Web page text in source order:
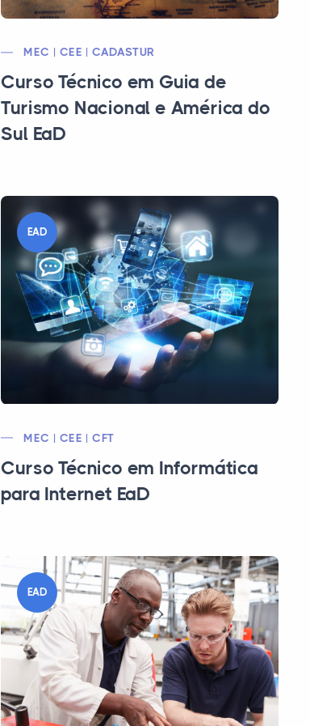
MEC | CEE | CADASTUR
Curso Técnico em Guia de
Turismo Nacional e América do
Sul EaD
EAD
MEC | CEE | CFT
Curso Técnico em Informática
para Internet EaD
EAD